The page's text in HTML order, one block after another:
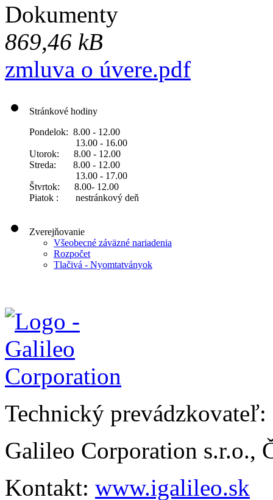
Dokumenty
869,46 kB
zmluva o úvere.pdf
Stránkové hodiny
Pondelok: 8.00 - 12.00
13.00 - 16.00
Utorok: 8.00 - 12.00
Streda: 8.00 - 12.00
13.00 - 17.00
Štvrtok: 8.00- 12.00
Piatok : nestránkový deň
Zverejňovanie
Všeobecné záväzné nariadenia
Rozpočet
Tlačivá - Nyomtatványok
Technický prevádzkovateľ:
Galileo Corporation s.r.o.,
Kontakt: www.igalileo.sk